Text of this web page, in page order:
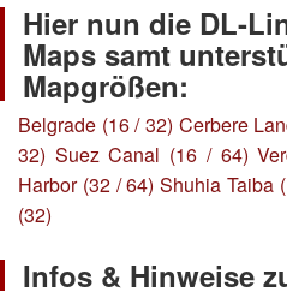
Hier nun die DL-
Maps samt
Mapgrößen:
Belgrade (16 / 32) Cerbere
32) Suez Canal (16 / 64)
Harbor (32 / 64) Shuhia Taiba
(32)
Infos & Hinweise